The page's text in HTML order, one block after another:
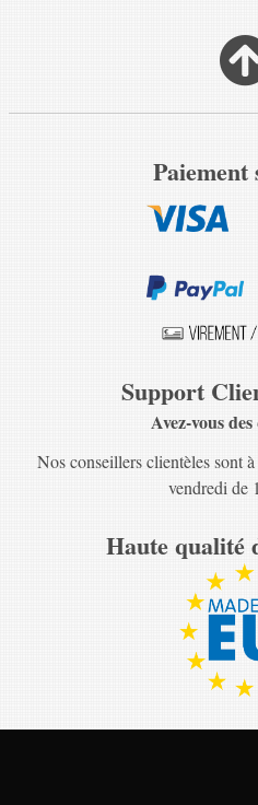
Paiement
Support
Avez-vous
Nos conseillers clientèles sont
vendredi de
Haute qualité